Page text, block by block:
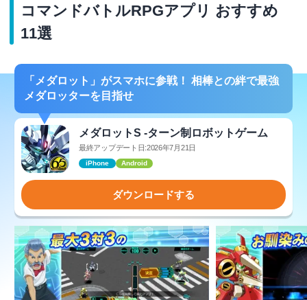
コマンドバトルRPGアプリ おすすめ
11選
「メダロット」がスマホに参戦！ 相棒との絆で最強
メダロッターを目指せ
メダロットS -ターン制ロボットゲーム
最終アップデート日:2026年7月21日
iPhone Android
ダウンロードする